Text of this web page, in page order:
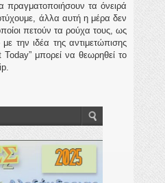
πραγματοποιήσουν τα όνειρά
άλλα αυτή η μέρα δεν
πετούν τα ρούχα τους, ως
την ιδέα της αντιμετώπισης
μπορεί να θεωρηθεί το